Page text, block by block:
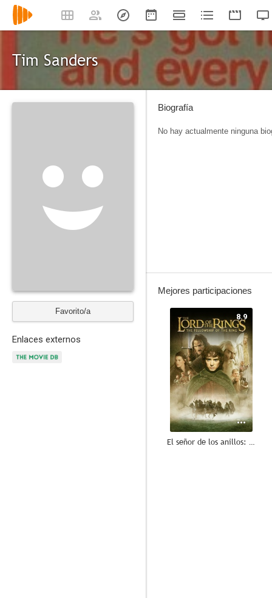
Tim Sanders
Favorito/a
Enlaces externos
Biografía
No hay actualmente ninguna
Mejores participaciones
8.9
El señor de los anillos: La comunidad del anillo